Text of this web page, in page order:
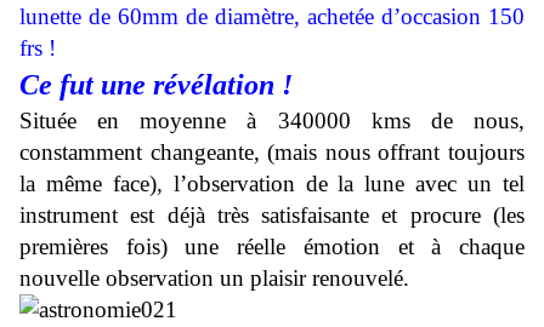
lunette de 60mm de diamètre, achetée d’occasion 150
frs !
Ce fut une révélation !
Située en moyenne à 340000 kms de nous,
constamment changeante, (mais nous offrant toujours
la même face), l’observation de la lune avec un tel
instrument est déjà très satisfaisante et procure (les
premières fois) une réelle émotion et à chaque
nouvelle observation un plaisir renouvelé.